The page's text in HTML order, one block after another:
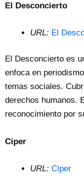
El Desconcierto
URL: El
El Desconcierto es
enfoca en
temas sociales.
derechos humanos.
reconocimiento por
Ciper
URL: Ciper